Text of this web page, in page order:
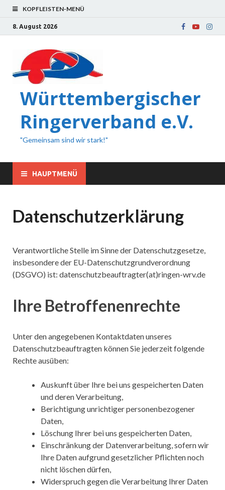
KOPFLEISTEN-MENÜ
8. August 2026
Württembergischer
Ringerverband e.V.
"Gemeinsam sind wir stark!"
HAUPTMENÜ
Datenschutzerklärung
Verantwortliche Stelle im Sinne der Datenschutzgesetze,
insbesondere der EU-Datenschutzgrundverordnung
(DSGVO) ist: datenschutzbeauftragter(at)ringen-wrv.de
Ihre Betroffenenrechte
Unter den angegebenen Kontaktdaten unseres
Datenschutzbeauftragten können Sie jederzeit folgende
Rechte ausüben:
Auskunft über Ihre bei uns gespeicherten Daten
und deren Verarbeitung,
Berichtigung unrichtiger personenbezogener
Daten,
Löschung Ihrer bei uns gespeicherten Daten,
Einschränkung der Datenverarbeitung, sofern wir
Ihre Daten aufgrund gesetzlicher Pflichten noch
nicht löschen dürfen,
Widerspruch gegen die Verarbeitung Ihrer Daten